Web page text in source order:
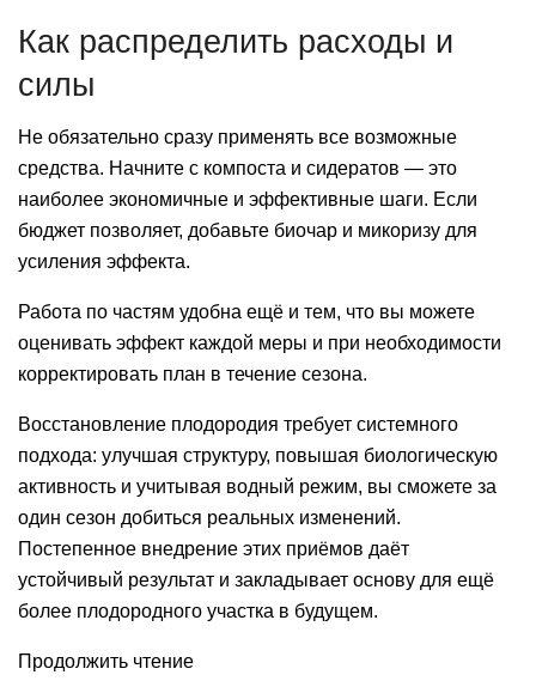
Как распределить расходы и
силы
Не обязательно сразу применять все возможные
средства. Начните с компоста и сидератов — это
наиболее экономичные и эффективные шаги. Если
бюджет позволяет, добавьте биочар и микоризу для
усиления эффекта.
Работа по частям удобна ещё и тем, что вы можете
оценивать эффект каждой меры и при необходимости
корректировать план в течение сезона.
Восстановление плодородия требует системного
подхода: улучшая структуру, повышая биологическую
активность и учитывая водный режим, вы сможете за
один сезон добиться реальных изменений.
Постепенное внедрение этих приёмов даёт
устойчивый результат и закладывает основу для ещё
более плодородного участка в будущем.
Продолжить чтение